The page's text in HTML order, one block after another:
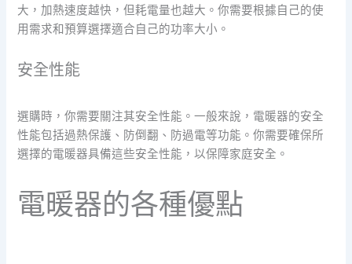
大，加熱速度越快，但耗電量也越大。你需要根據自己的使
用需求和預算選擇適合自己的功率大小。
安全性能
選購時，你需要關注其安全性能。一般來說，電暖器的安全
性能包括過熱保護、防倒翻、防過電等功能。你需要確保所
選擇的電暖器具備這些安全性能，以保障家庭安全。
電暖器的各種優點